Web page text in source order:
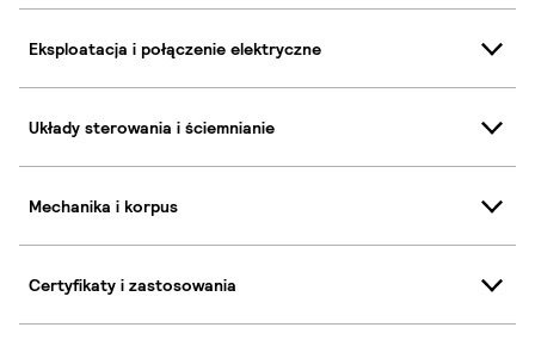
Eksploatacja i połączenie elektryczne
Układy sterowania i ściemnianie
Mechanika i korpus
Certyfikaty i zastosowania